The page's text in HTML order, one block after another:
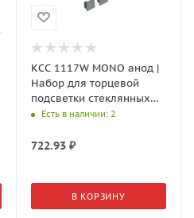
КСС 1117W MONO анод |
Набор для торцевой
подсветки стеклянных
полок 3 м
Есть в наличии: 2
722.93₽
В КОРЗИНУ